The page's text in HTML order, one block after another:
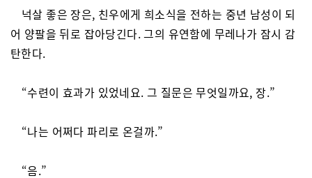
넉살 좋은 장은, 친우에게 희소식을 전하는 중년 남성이 되
어 양팔을 뒤로 잡아당긴다. 그의 유연함에 무레나가 잠시 감
탄한다.
“수련이 효과가 있었네요. 그 질문은 무엇일까요, 장.”
“나는 어쩌다 파리로 온걸까.”
“음.”